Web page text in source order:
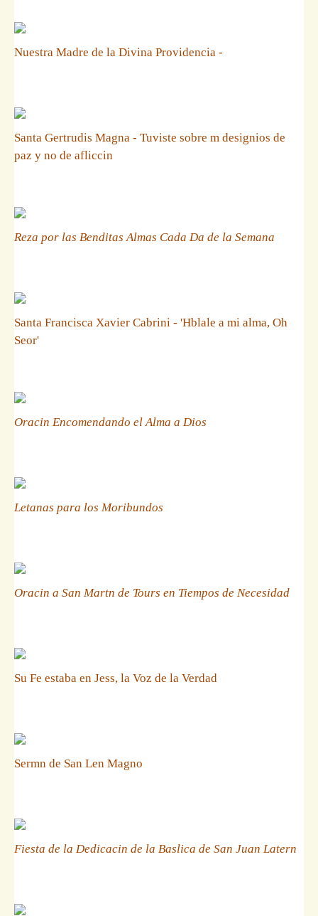
Nuestra Madre de la Divina Providencia -
Santa Gertrudis Magna - Tuviste sobre m designios de
paz y no de afliccin
Reza por las Benditas Almas Cada Da de la Semana
Santa Francisca Xavier Cabrini - 'Hblale a mi alma, Oh
Seor'
Oracin Encomendando el Alma a Dios
Letanas para los Moribundos
Oracin a San Martn de Tours en Tiempos de Necesidad
Su Fe estaba en Jess, la Voz de la Verdad
Sermn de San Len Magno
Fiesta de la Dedicacin de la Baslica de San Juan Latern